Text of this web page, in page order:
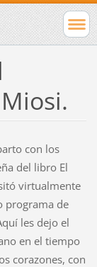
con los
del libro El
virtualmente
programa de
les dejo el
en el tiempo
corazones, con